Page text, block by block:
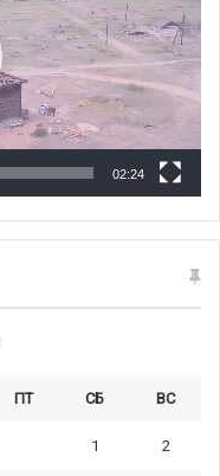
02:24
ПТ СБ ВС
1 2